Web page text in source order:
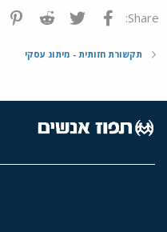
Share: פייסבוק Twitter
Reddit
תקשורת חזותית - מיתוג עסקי